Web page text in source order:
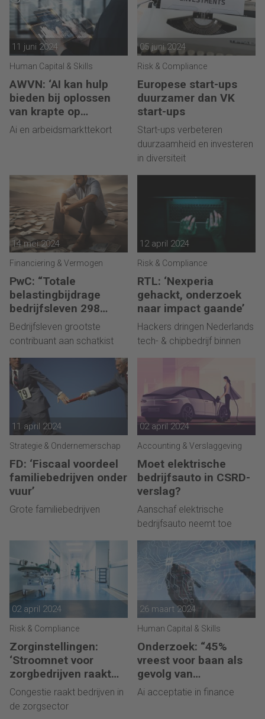
11 juni 2024
Human Capital & Skills
AWVN: ‘AI kan hulp
bieden bij oplossen
van krapte op
arbeidsmarkt’
Ai en arbeidsmarkttekort
05 juni 2024
Risk & Compliance
Europese start-ups
duurzamer dan VK
start-ups
Start-ups verbeteren
duurzaamheid en investeren
in diversiteit
14 mei 2024
Financiering & Vermogen
PwC: “Totale
belastingbijdrage
bedrijfsleven 298
miljard euro”
Bedrijfsleven grootste
contribuant aan schatkist
12 april 2024
Risk & Compliance
RTL: ‘Nexperia
gehackt, onderzoek
naar impact gaande’
Hackers dringen Nederlands
tech- & chipbedrijf binnen
11 april 2024
Strategie & Ondernemerschap
FD: ‘Fiscaal voordeel
familiebedrijven onder
vuur’
Grote familiebedrijven
02 april 2024
Accounting & Verslaggeving
Moet elektrische
bedrijfsauto in CSRD-
verslag?
Aanschaf elektrische
bedrijfsauto neemt toe
02 april 2024
Risk & Compliance
Zorginstellingen:
‘Stroomnet voor
zorgbedrijven raakt
overbelast’
Congestie raakt bedrijven in
de zorgsector
26 maart 2024
Human Capital & Skills
Onderzoek: “45%
vreest voor baan als
gevolg van
digitalisering & Ai’
Ai acceptatie in finance